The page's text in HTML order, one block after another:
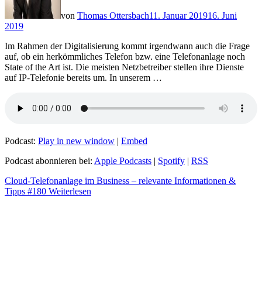
von Thomas Ottersbach11. Januar 201916. Juni
2019
Im Rahmen der Digitalisierung kommt irgendwann auch die Frage
auf, ob ein herkömmliches Telefon bzw. eine Telefonanlage noch
State of the Art ist. Die meisten Netzbetreiber stellen ihre Dienste
auf IP-Telefonie bereits um. In unserem …
Podcast: Play in new window | Embed
Podcast abonnieren bei: Apple Podcasts | Spotify | RSS
Cloud-Telefonanlage im Business – relevante Informationen &
Tipps #180 Weiterlesen